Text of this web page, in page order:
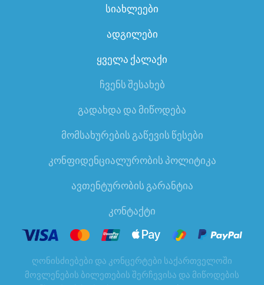
სიახლეები
ადგილები
ყველა ქალაქი
ჩვენს შესახებ
გადახდა და მიწოდება
მომსახურების გაწევის წესები
კონფიდენციალურობის პოლიტიკა
ავთენტურობის გარანტია
კონტაქტი
ღონისძიებები და კონცერტები საქართველოში
მოვლენების ბილეთების შერჩევისა და მიწოდების